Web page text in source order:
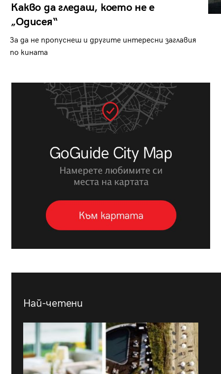
Какво да гледаш, което не е
„Одисея“
За да не пропуснеш и другите интересни заглавия
по кината
Най-четени